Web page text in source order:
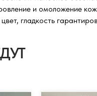
и омоложение
гладкость